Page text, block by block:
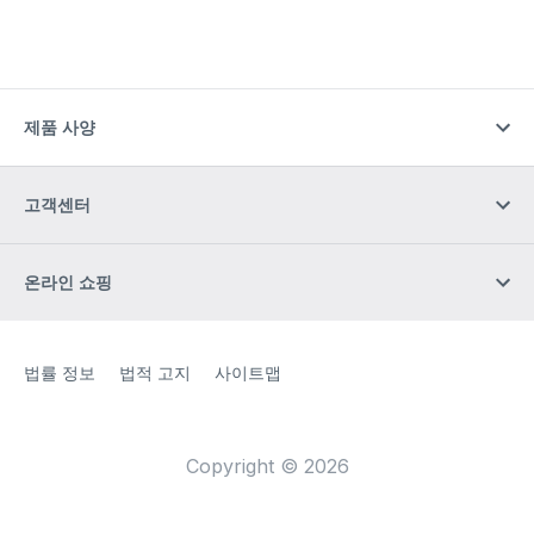
제품 사양
고객센터
온라인 쇼핑
Site Web
[Website information]
법률 정보 법적 고지 사이트맵
Copyright © 2026